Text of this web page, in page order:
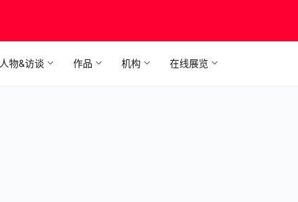
人物&访谈 作品 机构 在线展览